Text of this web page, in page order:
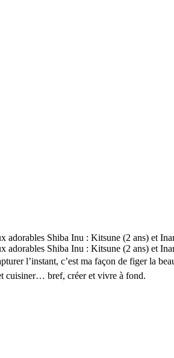
adorables Shiba Inu : Kitsune (2 ans) et
adorables Shiba Inu : Kitsune (2 ans) et
l’instant, c’est ma façon de figer la
cuisiner… bref, créer et vivre à fond.